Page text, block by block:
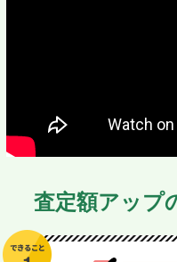
査定額アップ